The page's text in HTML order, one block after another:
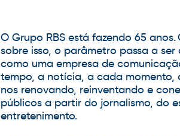
O Grupo RBS está fazendo 65
sobre isso, o parâmetro passa a ser
como uma empresa de
tempo, a notícia, a cada momento,
nos renovando, reinventando e
públicos a partir do jornalismo, do
entretenimento.